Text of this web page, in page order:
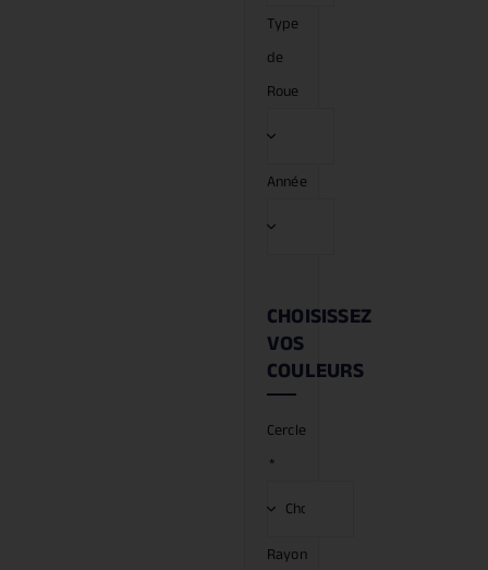
Type
de
Roue
Année
CHOISISSEZ
VOS
COULEURS
Cercle
*
Rayon